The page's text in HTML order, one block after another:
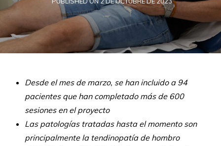
Desde el mes de marzo, se han incluido a 94
pacientes que han completado más de 600
sesiones en el proyecto
Las patologías tratadas hasta el momento son
principalmente la tendinopatía de hombro